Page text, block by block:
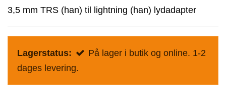
3,5 mm TRS (han) til lightning (han) lydadapter
Lagerstatus:
På lager i butik og online. 1-2
dages levering.